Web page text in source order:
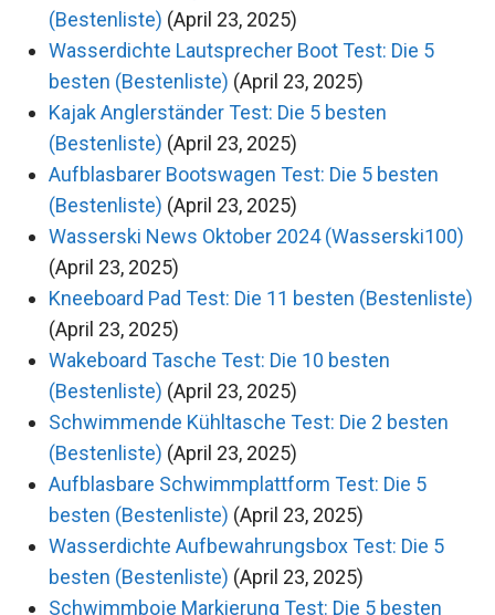
(Bestenliste) (April 23, 2025)
Wasserdichte Lautsprecher Boot Test: Die 5
besten (Bestenliste) (April 23, 2025)
Kajak Anglerständer Test: Die 5 besten
(Bestenliste) (April 23, 2025)
Aufblasbarer Bootswagen Test: Die 5 besten
(Bestenliste) (April 23, 2025)
Wasserski News Oktober 2024 (Wasserski100)
(April 23, 2025)
Kneeboard Pad Test: Die 11 besten (Bestenliste)
(April 23, 2025)
Wakeboard Tasche Test: Die 10 besten
(Bestenliste) (April 23, 2025)
Schwimmende Kühltasche Test: Die 2 besten
(Bestenliste) (April 23, 2025)
Aufblasbare Schwimmplattform Test: Die 5
besten (Bestenliste) (April 23, 2025)
Wasserdichte Aufbewahrungsbox Test: Die 5
besten (Bestenliste) (April 23, 2025)
Schwimmboje Markierung Test: Die 5 besten